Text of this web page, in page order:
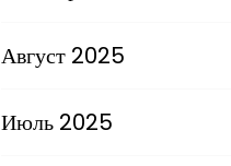
Август 2025
Июль 2025